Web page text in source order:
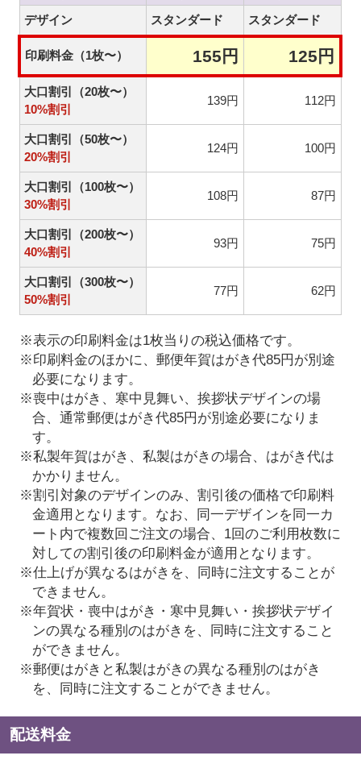
デザイン
スタンダード スタンダード
印刷料金（1枚〜） 155円 125円
大口割引（20枚〜）
10%割引
139円 112円
大口割引（50枚〜）
20%割引
124円 100円
大口割引（100枚〜）
30%割引
108円 87円
大口割引（200枚〜）
40%割引
93円 75円
大口割引（300枚〜）
50%割引
77円 62円
※表示の印刷料金は1枚当りの税込価格です。
※印刷料金のほかに、郵便年賀はがき代85円が別途
必要になります。
※喪中はがき、寒中見舞い、挨拶状デザインの場
合、通常郵便はがき代85円が別途必要になりま
す。
※私製年賀はがき、私製はがきの場合、はがき代は
かかりません。
※割引対象のデザインのみ、割引後の価格で印刷料
金適用となります。なお、同一デザインを同一カ
ート内で複数回ご注文の場合、1回のご利用枚数に
対しての割引後の印刷料金が適用となります。
※仕上げが異なるはがきを、同時に注文することが
できません。
※年賀状・喪中はがき・寒中見舞い・挨拶状デザイ
ンの異なる種別のはがきを、同時に注文すること
ができません。
※郵便はがきと私製はがきの異なる種別のはがき
を、同時に注文することができません。
配送料金